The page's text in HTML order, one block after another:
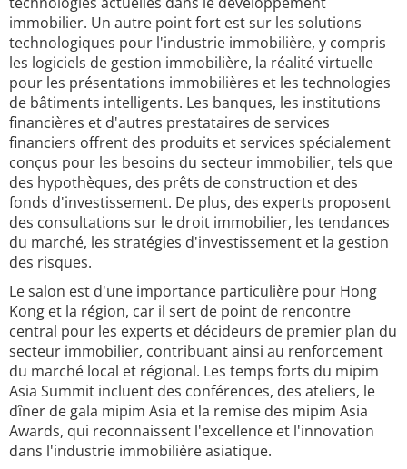
immobilier. Un autre point fort est sur les solutions
technologiques pour l'industrie immobilière, y compris
les logiciels de gestion immobilière, la réalité virtuelle
pour les présentations immobilières et les technologies
de bâtiments intelligents. Les banques, les institutions
financières et d'autres prestataires de services
financiers offrent des produits et services spécialement
conçus pour les besoins du secteur immobilier, tels que
des hypothèques, des prêts de construction et des
fonds d'investissement. De plus, des experts proposent
des consultations sur le droit immobilier, les tendances
du marché, les stratégies d'investissement et la gestion
des risques.
Le salon est d'une importance particulière pour Hong
Kong et la région, car il sert de point de rencontre
central pour les experts et décideurs de premier plan du
secteur immobilier, contribuant ainsi au renforcement
du marché local et régional. Les temps forts du mipim
Asia Summit incluent des conférences, des ateliers, le
dîner de gala mipim Asia et la remise des mipim Asia
Awards, qui reconnaissent l'excellence et l'innovation
dans l'industrie immobilière asiatique.